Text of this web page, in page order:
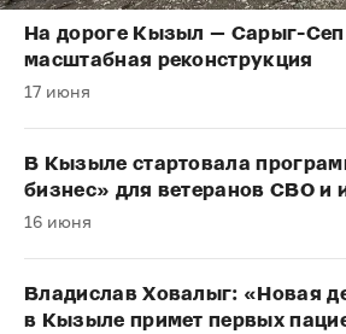
На дороге Кызыл — Сарыг-Сеп
масштабная реконструкция
17 июня
В Кызыле стартовала
бизнес» для ветеранов СВО и
16 июня
Владислав Ховалыг: «Новая
в Кызыле примет первых